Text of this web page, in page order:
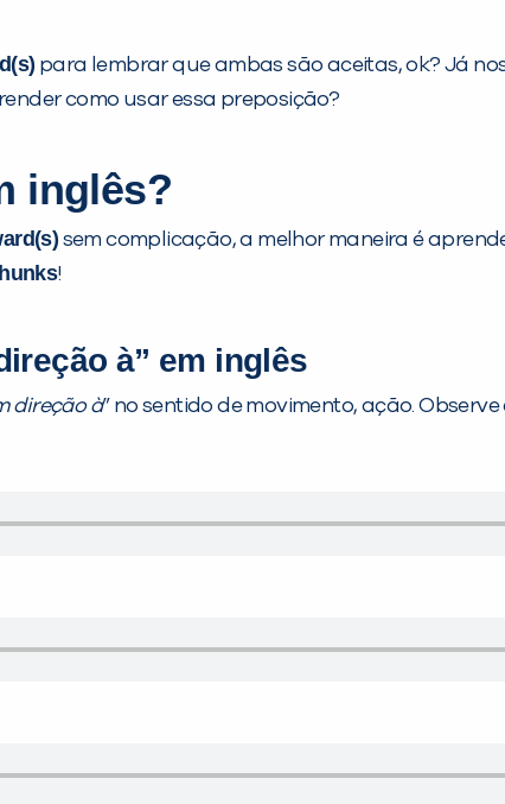
para lembrar que ambas são aceitas, ok? Já
como usar essa preposição?
inglês?
sem complicação, a melhor maneira é
!
à” em inglês
direção à” no sentido de movimento, ação. Observe